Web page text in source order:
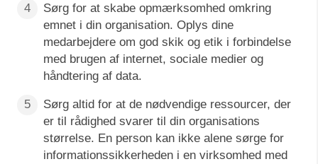
Sørg for at skabe opmærksomhed omkring
emnet i din organisation. Oplys dine
medarbejdere om god skik og etik i forbindelse
med brugen af internet, sociale medier og
håndtering af data.
Sørg altid for at de nødvendige ressourcer, der
er til rådighed svarer til din organisations
størrelse. En person kan ikke alene sørge for
informationssikkerheden i en virksomhed med